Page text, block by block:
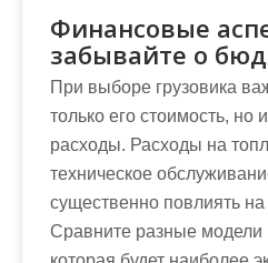
Финансовые
забывайте о
При выборе грузовика
только его стоимость, но
расходы. Расходы на
техническое
существенно повлиять
Сравните разные модели